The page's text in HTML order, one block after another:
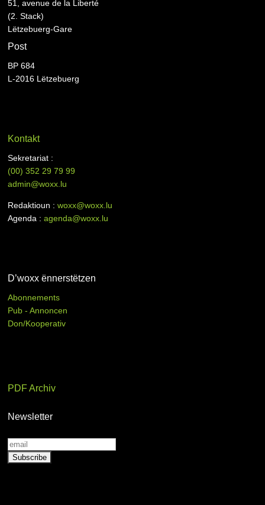
51, avenue de la Liberté
(2. Stack)
Lëtzebuerg-Gare
Post
BP 684
L-2016 Lëtzebuerg
Kontakt
Sekretariat :
(00)352 29 79 99
admin@woxx.lu
Redaktioun :woxx@woxx.lu
Agenda :agenda@woxx.lu
D’woxx ënnerstëtzen
Abonnements
Pub - Annoncen
Don/Kooperativ
PDF Archiv
Newsletter